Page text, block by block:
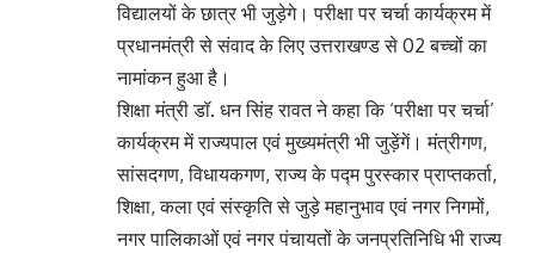
विद्यालयों के छात्र भी जुड़ेगे। परीक्षा पर चर्चा कार्यक्रम में
प्रधानमंत्री से संवाद के लिए उत्तराखण्ड से 02 बच्चों का
नामांकन हुआ है।
शिक्षा मंत्री डॉ. धन सिंह रावत ने कहा कि ‘परीक्षा पर चर्चा’
कार्यक्रम में राज्यपाल एवं मुख्यमंत्री भी जुड़ेंगें। मंत्रीगण,
सांसदगण, विधायकगण, राज्य के पद्म पुरस्कार प्राप्तकर्ता,
शिक्षा, कला एवं संस्कृति से जुड़े महानुभाव एवं नगर निगमों,
नगर पालिकाओं एवं नगर पंचायतों के जनप्रतिनिधि भी राज्य